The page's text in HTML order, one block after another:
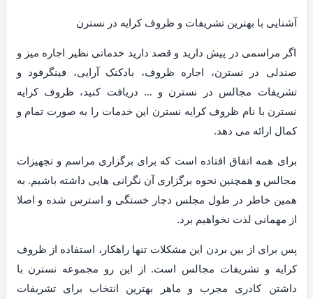
آشنایی با بهترین تشریفات و ظروف کرایه در نسترن
اگر مراسمی در پیش دارید و قصد دارید خدماتی نظیر اجاره میز و
صندلی در نسترن، اجاره ظروف، بادکنک آرایی، فینگرفود و
تشریفات مجالس در نسترن و … دریافت کنید، ظروف کرایه
نسترن با نام ظروف کرایه نسترن این خدمات را به صورت تمام و
کمال ارائه می دهد.
برای همه اتفاق افتاده است که برای برگزاری مراسم و تجهیزات
مجالس و همچنین نحوه برگزاری آن نگرانی هایی داشته باشیم. به
همین خاطر در طول مجلس دچار خستگی و استرس شده و اصلا
از مهمانی لذت نخواهیم برد.
پس برای از بین بردن این مشکلات تنها راهکار، استفاده از ظروف
کرایه و تشریفات مجالس است. از این رو مجموعه نسترن با
داشتن کادری مجرب و ماهر بهترین انتخاب برای تشریفات